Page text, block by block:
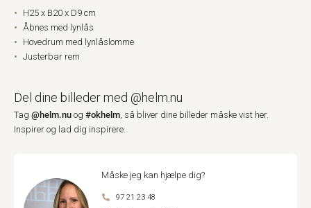
H25 x B20 x D9 cm
Åbnes med lynlås
Hovedrum med lynlåslomme
Justerbar rem
Del dine billeder med @helm.nu
Tag @helm.nu og #okhelm, så bliver dine billeder måske vist her.
Inspirer og lad dig inspirere.
Måske jeg kan hjælpe dig?
97 21 23 48